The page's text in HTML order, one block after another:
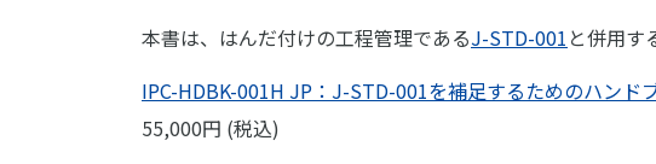
本書は、はんだ付けの工程管理であるJ-STD-001 と併用す
IPC-HDBK-001H JP：J-STD-001を補足するためのハンド
55,000円 (税込)